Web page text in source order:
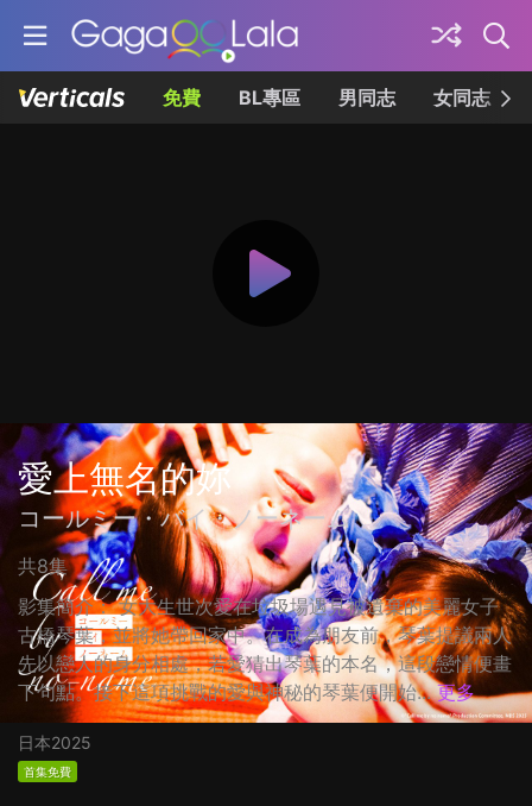
免費 BL專區 男同志 女同志
愛上無名的妳
コールミー・バイ・ノーネーム
共8集
影集簡介： 女大生世次愛在垃圾場遇見被遺棄的美麗女子
古橋琴葉，並將她帶回家中。在成為朋友前，琴葉提議兩人
先以戀人的身分相處，若愛猜出琴葉的本名，這段戀情便畫
下句點。接下這項挑戰的愛與神秘的琴葉便開始... 更多
日本2025
首集免費